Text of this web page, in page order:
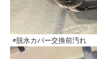
◉脱水カバー交換前汚れ